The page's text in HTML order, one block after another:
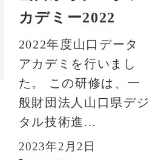
カデミー2022
2022年度山口データ
アカデミを行いまし
た。 この研修は、一
般財団法人山口県デジ
タル技術進...
2023年2月2日